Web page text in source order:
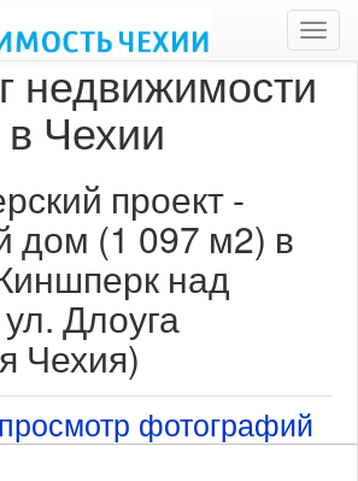
недвижимости
в Чехии
проект -
дом (1 097 м2) в
над
Длоуга
Чехия)
просмотр фотографий